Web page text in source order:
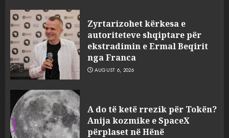
Zyrtarizohet kërkesa e
autoriteteve shqiptare për
ekstradimin e Ermal Beqirit
nga Franca
AUGUST 6, 2026
A do të ketë rrezik për Tokën?
Anija kozmike e SpaceX
përplaset në Hënë